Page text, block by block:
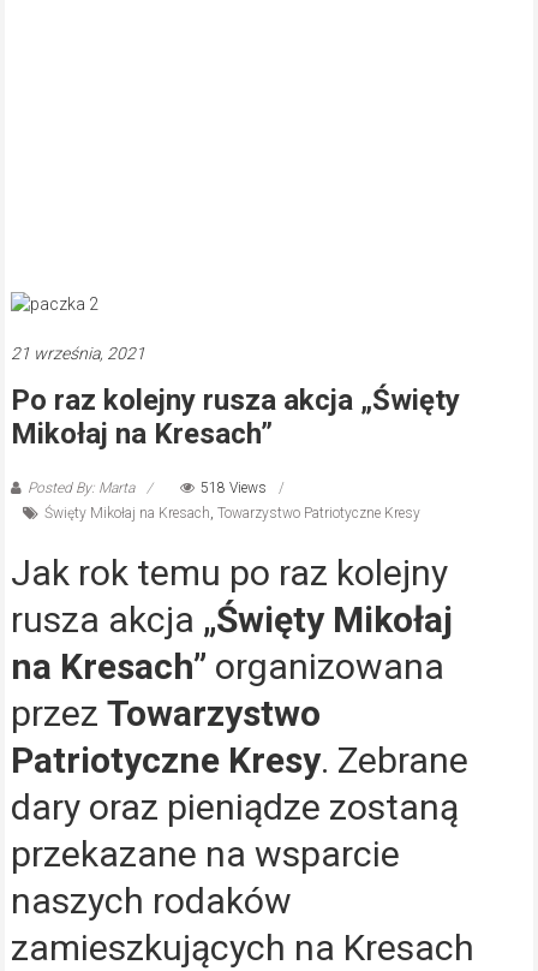
21 września, 2021
Po raz kolejny rusza akcja „Święty
Mikołaj na Kresach”
Posted By: Marta
518 Views
Święty Mikołaj na Kresach, Towarzystwo Patriotyczne Kresy
Jak rok temu po raz kolejny
rusza akcja „Święty Mikołaj
na Kresach” organizowana
przez Towarzystwo
Patriotyczne Kresy. Zebrane
dary oraz pieniądze zostaną
przekazane na wsparcie
naszych rodaków
zamieszkujących na Kresach